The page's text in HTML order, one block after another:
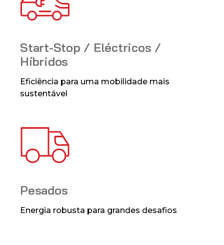
Start-Stop / Eléctricos /
Híbridos
Eficiência para uma mobilidade mais
sustentável
Pesados
Energia robusta para grandes desafios